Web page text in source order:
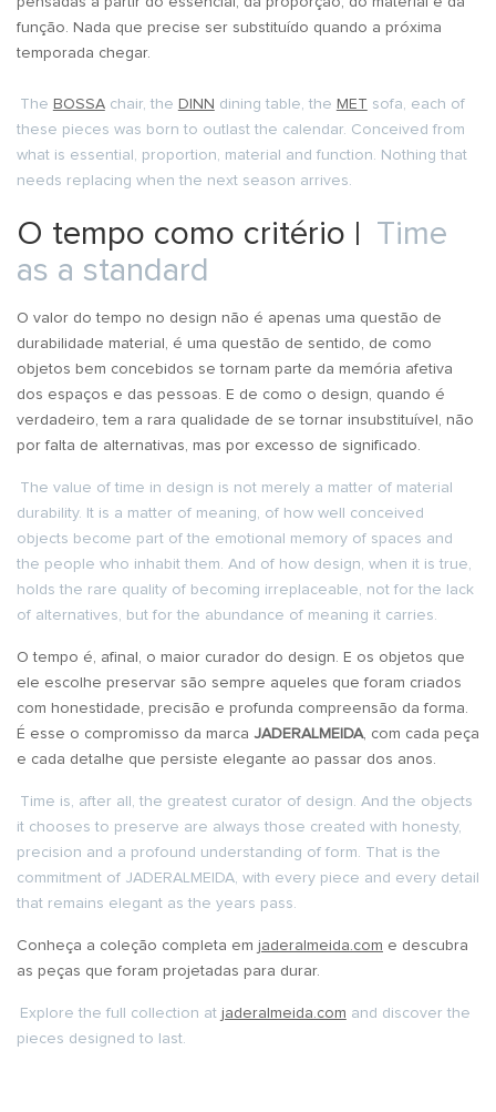
função. Nada que precise ser substituído quando a próxima
temporada chegar.
The BOSSAchair, the DINN dining table, the MET sofa, each of
these pieces was born to outlast the calendar. Conceived from
what is essential, proportion, material and function. Nothing that
needs replacing when the next season arrives.
O tempo como critério |
Time
as a standard
O valor do tempo no design não é apenas uma questão de
durabilidade material, é uma questão de sentido, de como
objetos bem concebidos se tornam parte da memória afetiva
dos espaços e das pessoas. E de como o design, quando é
verdadeiro, tem a rara qualidade de se tornar insubstituível, não
por falta de alternativas, mas por excesso de significado.
The value of time in design is not merely a matter of material
durability. It is a matter of meaning, of how well conceived
objects become part of the emotional memory of spaces and
the people who inhabit them. And of how design, when it is true,
holds the rare quality of becoming irreplaceable, not for the lack
of alternatives, but for the abundance of meaning it carries.
O tempo é, afinal, o maior curador do design. E os objetos que
ele escolhe preservar são sempre aqueles que foram criados
com honestidade, precisão e profunda compreensão da forma.
É esse o compromisso da marca JADERALMEIDA, com cada peça
e cada detalhe que persiste elegante ao passar dos anos.
Time is, after all, the greatest curator of design. And the objects
it chooses to preserve are always those created with honesty,
precision and a profound understanding of form. That is the
commitment of JADERALMEIDA, with every piece and every detail
that remains elegant as the years pass.
Conheça a coleção completa em jaderalmeida.com e descubra
as peças que foram projetadas para durar.
Explore the full collection at jaderalmeida.com and discover the
pieces designed to last.